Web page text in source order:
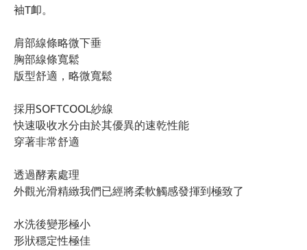
袖T卹。
肩部線條略微下垂
胸部線條寬鬆
版型舒適，略微寬鬆
採用SOFTCOOL紗線
快速吸收水分由於其優異的速乾性能
穿著非常舒適
透過酵素處理
外觀光滑精緻我們已經將柔軟觸感發揮到極致了
水洗後變形極小
形狀穩定性極佳